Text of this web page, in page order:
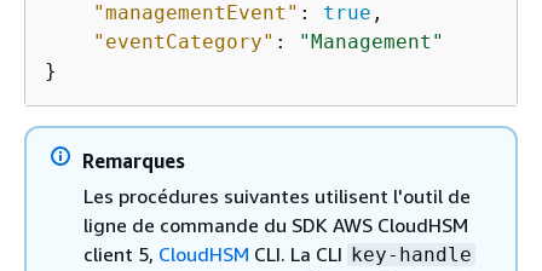
"managementEvent" : true ,
"eventCategory" :
"Management"
}
Remarques
Les procédures suivantes utilisent l'outil de
ligne de commande du SDK AWS CloudHSM
client 5, CloudHSM CLI. La CLI key-handle